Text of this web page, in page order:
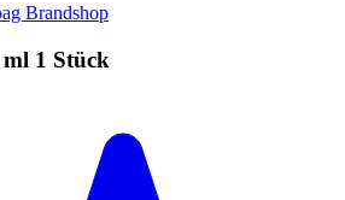
Brandshop
1 Stück